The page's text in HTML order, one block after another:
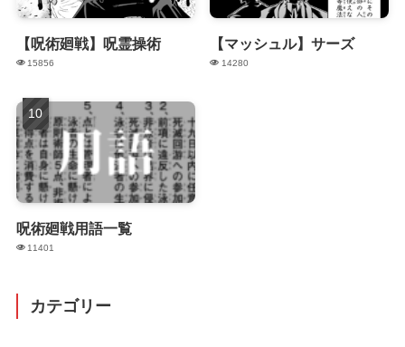
【呪術廻戦】呪霊操術
15856
【マッシュル】サーズ
14280
呪術廻戦用語一覧
11401
カテゴリー